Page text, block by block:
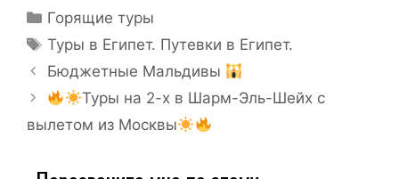
Горящие туры
Туры в Египет. Путевки в Египет.
Бюджетные Мальдивы
Туры на 2-х в Шарм-Эль-Шейх с
вылетом из Москвы